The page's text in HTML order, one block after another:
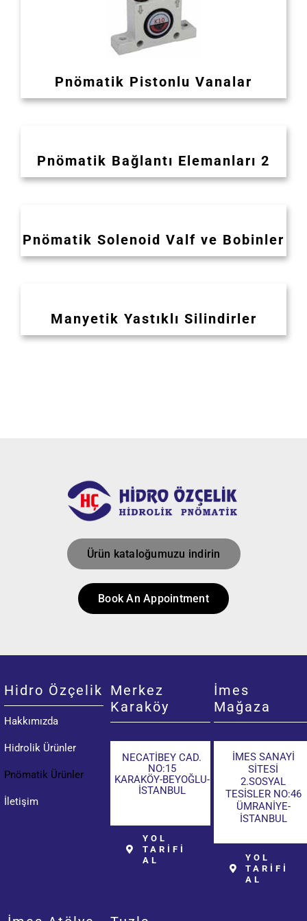
Pnömatik Pistonlu Vanalar
Pnömatik Bağlantı Elemanları 2
Pnömatik Solenoid Valf ve Bobinler
Manyetik Yastıklı Silindirler
Ürün kataloğumuzu indirin
Book An Appointment
Hidro Özçelik
Hakkımızda
Hidrolik Ürünler
Pnömatik Ürünler
İletişim
Merkez
Karaköy
NECATİBEY CAD.
NO:15
KARAKÖY-BEYOĞLU-
İSTANBUL
YOL
TARİFİ
AL
İmes
Mağaza
İMES SANAYİ
SİTESİ
2.SOSYAL
TESİSLER NO:46
ÜMRANİYE-
İSTANBUL
YOL
TARİFİ
AL